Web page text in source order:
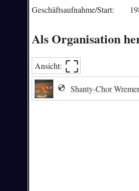
Geschäftsaufnahme/Start:
Als Organisation
Ansicht: ⛶︎
💿 Shanty-Chor